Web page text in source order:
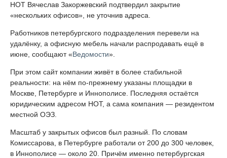
НОТ Вячеслав Закоржевский подтвердил закрытие
«нескольких офисов», не уточнив адреса.
Работников петербургского подразделения перевели на
удалёнку, а офисную мебель начали распродавать ещё в
июне, сообщают «Ведомости».
При этом сайт компании живёт в более стабильной
реальности: на нём по-прежнему указаны площадки в
Москве, Петербурге и Иннополисе. Последняя остаётся
юридическим адресом НОТ, а сама компания — резидентом
местной ОЭЗ.
Масштаб у закрытых офисов был разный. По словам
Комиссарова, в Петербурге работали от 200 до 300 человек,
в Иннополисе — около 20. Причём именно петербургская